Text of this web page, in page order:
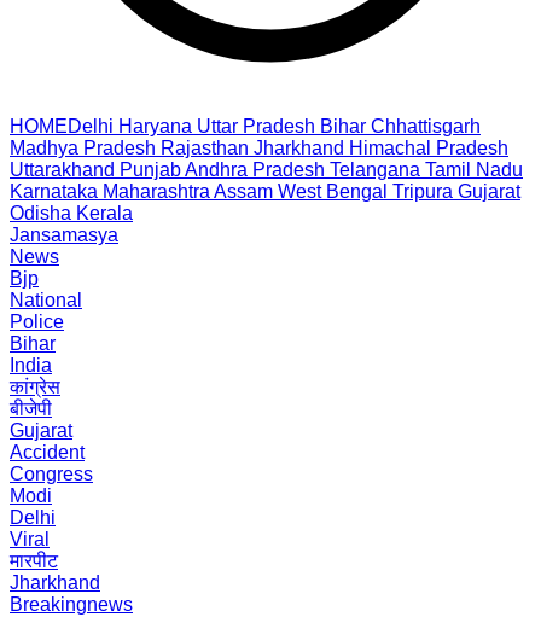
HOMEDelhi Haryana Uttar Pradesh Bihar Chhattisgarh
Madhya Pradesh Rajasthan Jharkhand Himachal Pradesh
Uttarakhand PunjabAndhra Pradesh Telangana Tamil Nadu
Karnataka Maharashtra Assam West Bengal Tripura Gujarat
Odisha Kerala
Jansamasya
News
Bjp
National
Police
Bihar
India
कांग्रेस
बीजेपी
Gujarat
Accident
Congress
Modi
Delhi
Viral
मारपीट
Jharkhand
Breakingnews